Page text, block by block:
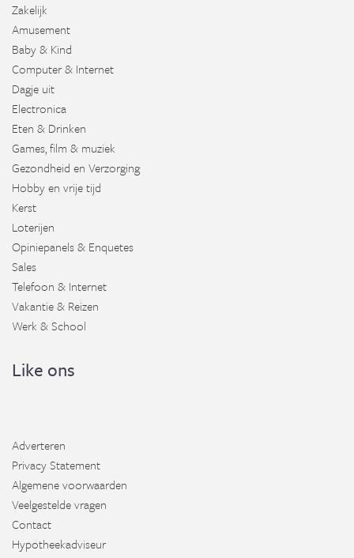
Zakelijk
Amusement
Baby & Kind
Computer & Internet
Dagje uit
Electronica
Eten & Drinken
Games, film & muziek
Gezondheid en Verzorging
Hobby en vrije tijd
Kerst
Loterijen
Opiniepanels & Enquetes
Sales
Telefoon & Internet
Vakantie & Reizen
Werk & School
Like ons
Adverteren
Privacy Statement
Algemene voorwaarden
Veelgestelde vragen
Contact
Hypotheekadviseur